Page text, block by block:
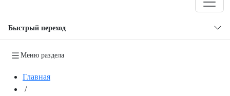
Быстрый переход
Меню раздела
Главная
/